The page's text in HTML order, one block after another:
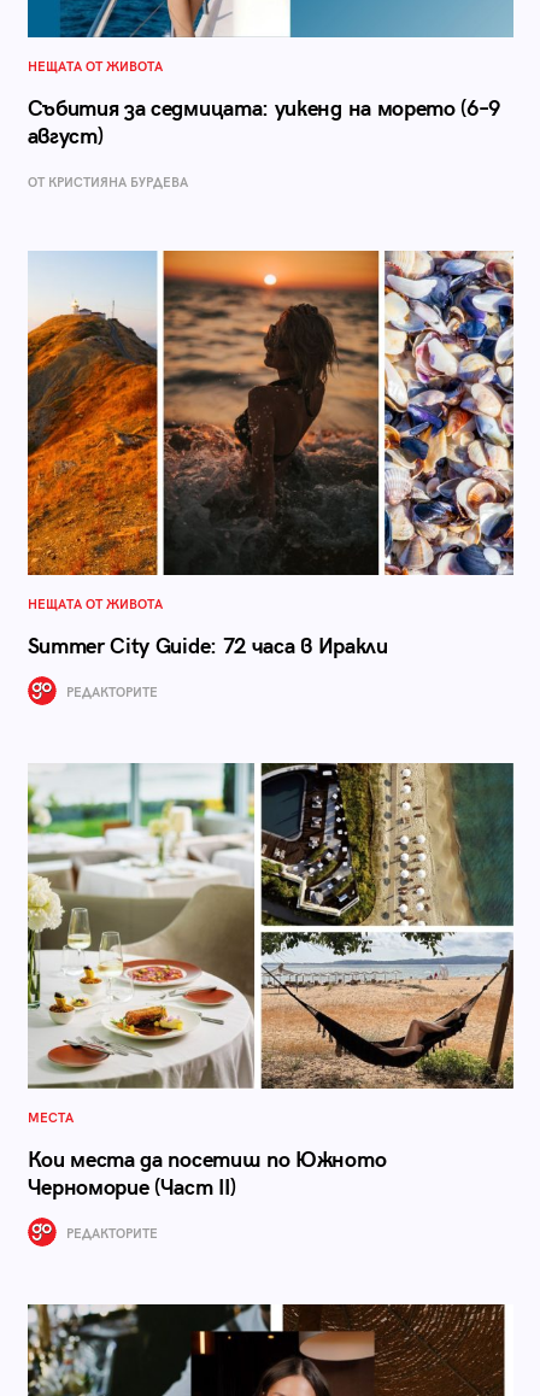
НЕЩАТА ОТ ЖИВОТА
Събития за седмицата: уикенд на морето (6–9
август)
ОТ КРИСТИЯНА БУРДЕВА
НЕЩАТА ОТ ЖИВОТА
Summer City Guide: 72 часа в Иракли
РЕДАКТОРИТЕ
МЕСТА
Кои места да посетиш по Южното
Черноморие (Част II)
РЕДАКТОРИТЕ